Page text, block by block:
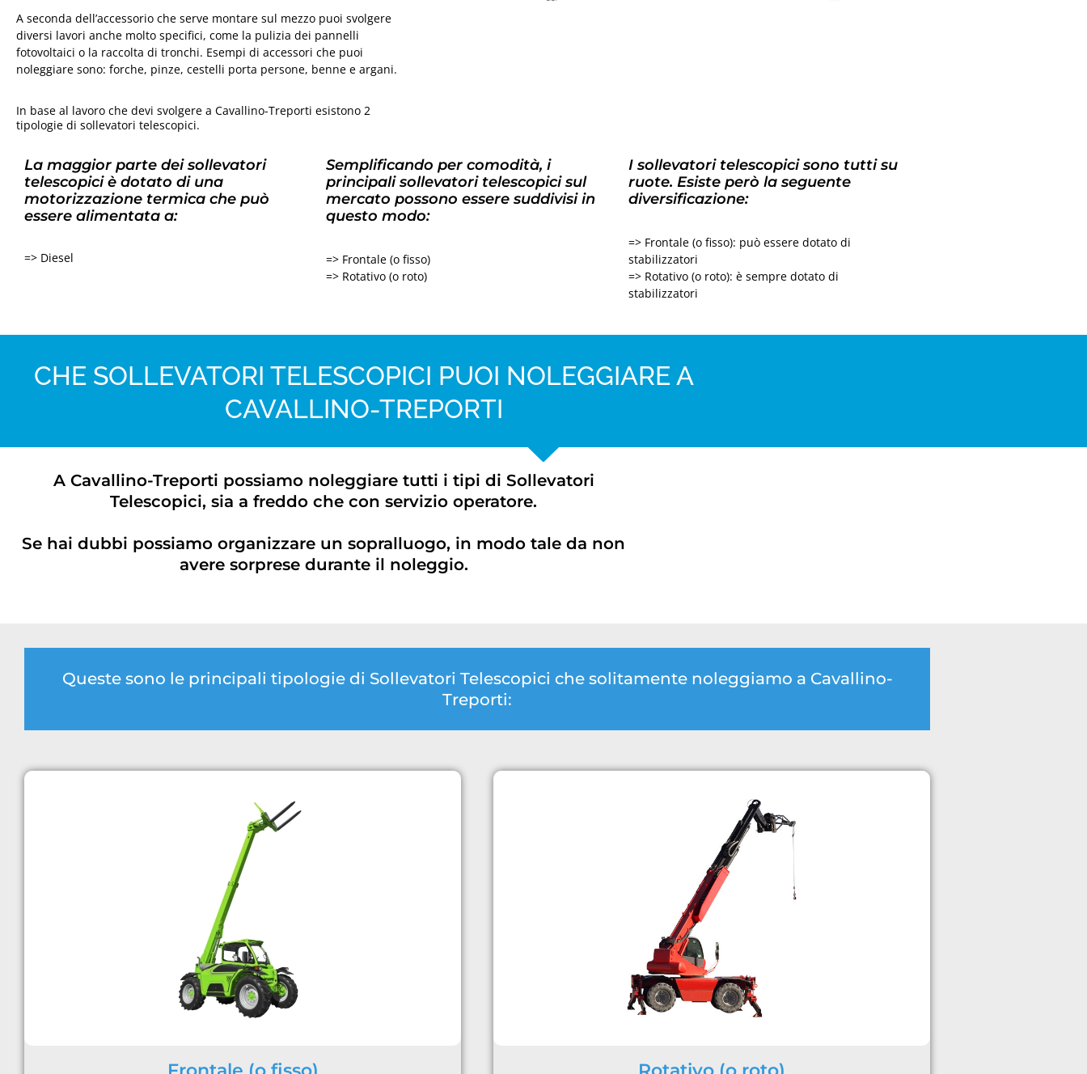
A seconda dell’accessorio che serve montare sul mezzo puoi svolgere
diversi lavori anche molto specifici, come la pulizia dei pannelli
fotovoltaici o la raccolta di tronchi. Esempi di accessori che puoi
noleggiare sono: forche, pinze, cestelli porta persone, benne e argani.
In base al lavoro che devi svolgere a Cavallino-Treporti esistono 2
tipologie di sollevatori telescopici.
La maggior parte dei sollevatori
telescopici è dotato di una
motorizzazione termica che può
essere alimentata a:
=> Diesel
Semplificando per comodità, i
principali sollevatori telescopici sul
mercato possono essere suddivisi in
questo modo:
=> Frontale (o fisso)
=> Rotativo (o roto)
I sollevatori telescopici sono tutti su
ruote. Esiste però la seguente
diversificazione:
=> Frontale (o fisso): può essere dotato di
stabilizzatori
=> Rotativo (o roto): è sempre dotato di
stabilizzatori
CHE SOLLEVATORI TELESCOPICI PUOI NOLEGGIARE A
CAVALLINO-TREPORTI
A Cavallino-Treporti possiamo noleggiare tutti i tipi di Sollevatori
Telescopici, sia a freddo che con servizio operatore.
Se hai dubbi possiamo organizzare un sopralluogo, in modo tale da non
avere sorprese durante il noleggio.
Queste sono le principali tipologie di Sollevatori Telescopici che solitamente noleggiamo a Cavallino-
Treporti: